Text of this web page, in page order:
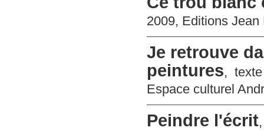
2009, Editions Jean
Je retrouve
peintures, texte
Espace culturel
Peindre l'écrit